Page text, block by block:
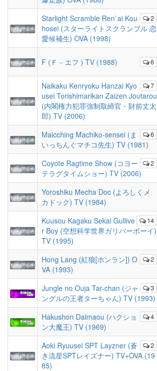
2
Starlight Scramble Ren`ai Kou
hosei (スターライトスクランブル 恋
愛候補生) OVA (1998)
6
F (Ｆ－エフ ) TV (1988)
7
Naikaku Kenryoku Hanzai Kyo
usei Torishimarikan Zaizen Joutarou
(内閣権力犯罪強制取締官・財前丈太
郎) TV (2006)
6
Maicching Machiko-sensei (ま
いっちんぐマチコ先生) TV (1981)
2
Coyote Ragtime Show (コヨー
テラグタイムショー) TV (2006)
Yoroshiku Mecha Doc (よろしくメ
カドック) TV (1984)
14
Kuusou Kagaku Sekai Gullive
r Boy (空想科学世界ガリバーボーイ)
TV (1995)
2
Hong Lang (紅狼[ホンラン]) O
VA (1993)
3
Jungle no Ouja Tar-chan (ジャ
ングルの王者ターちゃん) TV (1993)
4
Hakushon Daimaou (ハクショ
ン大魔王) TV (1969)
2
Aoki Ryuusei SPT Layzner (蒼
き流星SPTレイズナー) TV+OVA (19
85)